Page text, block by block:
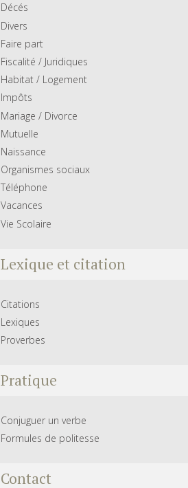
Décés
Divers
Faire part
Fiscalité / Juridiques
Habitat / Logement
Impôts
Mariage / Divorce
Mutuelle
Naissance
Organismes sociaux
Téléphone
Vacances
Vie Scolaire
Lexique et citation
Citations
Lexiques
Proverbes
Pratique
Conjuguer un verbe
Formules de politesse
Contact